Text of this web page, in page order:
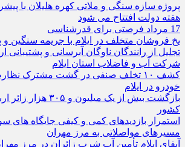
هفته دولت افتتاح می شود
17 مرداد فرصتی برای قدرشناسی
یخ‌ فروشان متخلف در ایلام با جریمه سنگین و
شرکت آب و فاضلاب استان ایلام
کشف ۱۰ تخلف صنفی در گشت مشترک
خودرو در ایلام
بازگشت بیش از یک
کشور
استمرار بازدیدهای کمی و کیفی جایگاه‌ های
مسیرهای مواصلاتی به مرز مهران
آبفای ایلام تأمین آب شرب زائران در مرز